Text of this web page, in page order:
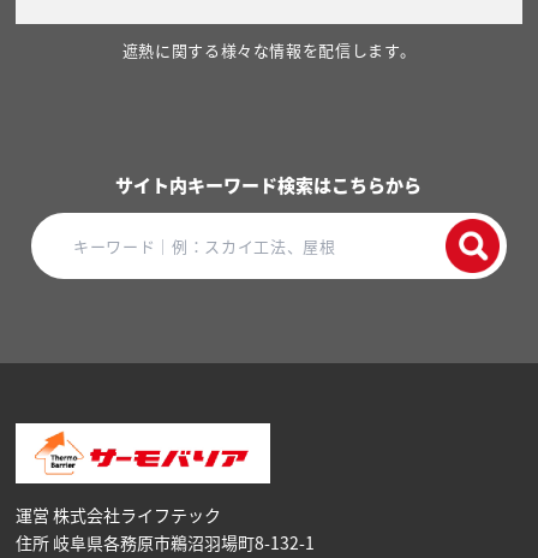
遮熱に関する様々な情報を配信します。
サイト内キーワード検索はこちらから
運営 株式会社ライフテック
住所 岐阜県各務原市鵜沼⽻場町8-132-1